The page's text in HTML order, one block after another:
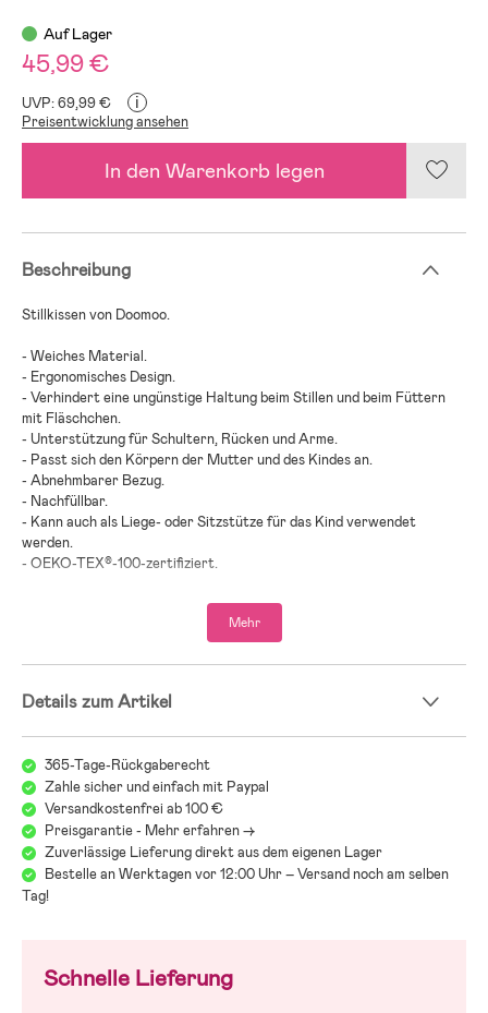
Auf Lager
45,99 €
UVP: 69,99 € i
Preisentwicklung ansehen
In den Warenkorb legen
Beschreibung
Stillkissen von Doomoo.
- Weiches Material.
- Ergonomisches Design.
- Verhindert eine ungünstige Haltung beim Stillen und beim Füttern
mit Fläschchen.
- Unterstützung für Schultern, Rücken und Arme.
- Passt sich den Körpern der Mutter und des Kindes an.
- Abnehmbarer Bezug.
- Nachfüllbar.
- Kann auch als Liege- oder Sitzstütze für das Kind verwendet
werden.
- OEKO-TEX®-100-zertifiziert.
- Kompatibel mit: Doomoo Softy Bezug.
- Ersatzbezüge sind separat erhältlich.
- 2024 vom schwedischen Verbraucherportal Bäst-i-Test als
Testsieger in der Kategorie ”Stillkissen” ausgezeichnet.
- Bezug: 95 % Baumwolle, 5 % Elastan.
- Innenkissen: 92 % Polyester, 8 % Elastan.
- Füllung: 100 % EPS-Perlen.
Mehr
Details zum Artikel
365-Tage-Rückgaberecht
Zahle sicher und einfach mit Paypal
Versandkostenfrei ab 100 €
Preisgarantie - Mehr erfahren ->
Zuverlässige Lieferung direkt aus dem eigenen Lager
Bestelle an Werktagen vor 12:00 Uhr – Versand noch am selben
Tag!
Schnelle Lieferung